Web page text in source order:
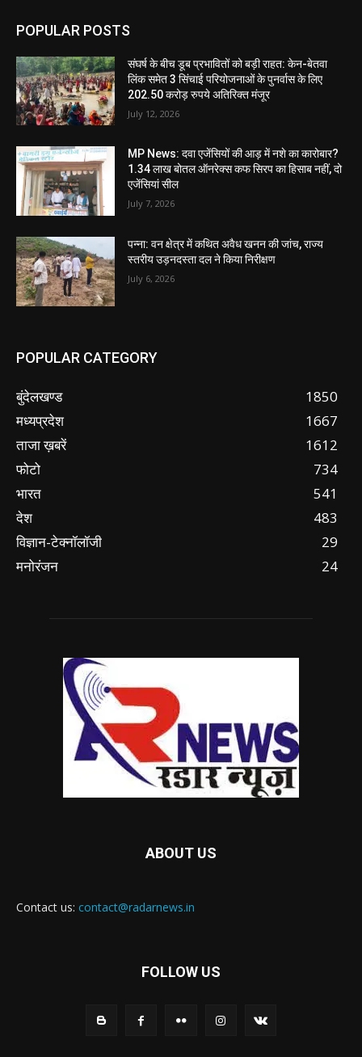
POPULAR POSTS
संघर्ष के बीच डूब प्रभावितों को बड़ी राहत: केन-बेतवा
लिंक समेत 3 सिंचाई परियोजनाओं के पुनर्वास के लिए
202.50 करोड़ रुपये अतिरिक्त मंजूर
July 12, 2026
MP News: दवा एजेंसियों की आड़ में नशे का कारोबार?
1.34 लाख बोतल ऑनरेक्स कफ सिरप का हिसाब नहीं, दो
एजेंसियां सील
July 7, 2026
पन्ना: वन क्षेत्र में कथित अवैध खनन की जांच, राज्य
स्तरीय उड़नदस्ता दल ने किया निरीक्षण
July 6, 2026
POPULAR CATEGORY
बुंदेलखण्ड
1850
मध्यप्रदेश
1667
ताजा ख़बरें
1612
फोटो
734
भारत
541
देश
483
विज्ञान-टेक्नॉलॉजी
29
मनोरंजन
24
ABOUT US
Contact us: contact@radarnews.in
FOLLOW US